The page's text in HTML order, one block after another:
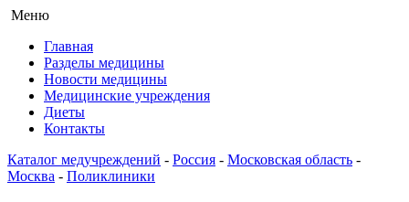
Меню
Главная
Разделы медицины
Новости медицины
Медицинские учреждения
Диеты
Контакты
Каталог медучреждений - Россия - Московская область -
Москва - Поликлиники